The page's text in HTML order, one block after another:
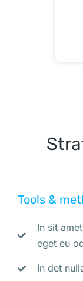
Tools &
In sit
eget eu
In det